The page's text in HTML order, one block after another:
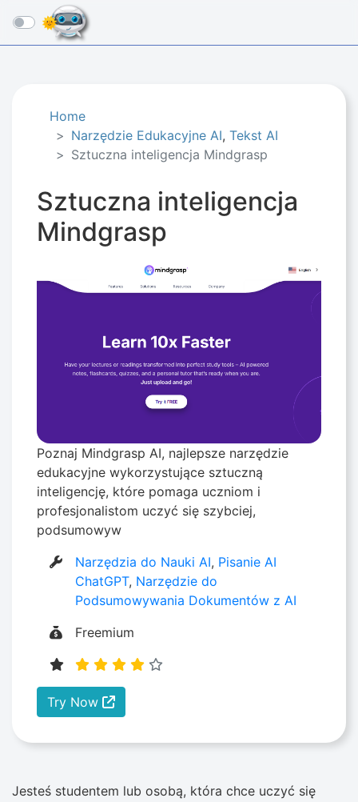
☰
Home
Narzędzie Edukacyjne AI, Tekst AI
Sztuczna inteligencja Mindgrasp
Sztuczna inteligencja
Mindgrasp
Poznaj Mindgrasp AI, najlepsze narzędzie
edukacyjne wykorzystujące sztuczną
inteligencję, które pomaga uczniom i
profesjonalistom uczyć się szybciej,
podsumowyw
Narzędzia do Nauki AI, Pisanie AI
ChatGPT, Narzędzie do
Podsumowywania Dokumentów z AI
Freemium
Try Now
Jesteś studentem lub osobą, która chce uczyć się